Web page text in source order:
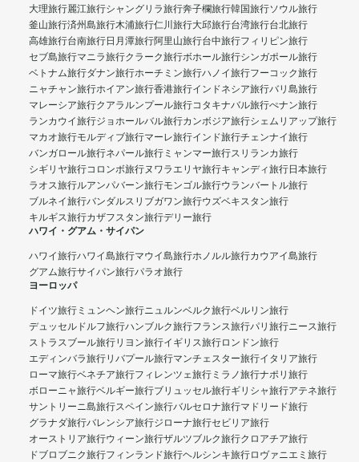
大理旅行麗江旅行シャングリラ旅行奔子欄旅行韓国旅行ソウル旅行
釜山旅行済州島旅行木浦旅行仁川旅行大邱旅行台湾旅行台北旅行
高雄旅行台南旅行日月潭旅行阿里山旅行台中旅行フィリピン旅行
セブ島旅行マニラ旅行クラーク旅行ボホール旅行シンガポール旅行
ベトナム旅行ダナン旅行ホーチミン旅行ハノイ旅行フーコック旅行
ニャチャン旅行ホイアン旅行香港旅行インドネシア旅行バリ島旅行
マレーシア旅行クアラルンプール旅行コタキナバル旅行ぺナン旅行
ランカウイ旅行ジョホールバル旅行カンボジア旅行シェムリアップ旅行
マカオ旅行モルディブ旅行マーレ旅行インド旅行チェンナイ旅行
バンガロール旅行ネパール旅行 ミャンマー旅行スリランカ旅行
シギリヤ旅行コロンボ旅行ヌワラエリヤ旅行キャンディ旅行日本旅行
ラオス旅行ルアンパバーン旅行モンゴル旅行ウランバートル旅行
ブルネイ旅行バンダルスリブガワン旅行ウズベキスタン旅行
キルギス旅行カザフスタン旅行デリー旅行
ハワイ・グアム・サイパン
ハワイ旅行ハワイ島旅行マウイ島旅行ホノルル旅行カウアイ島旅行
グアム旅行サイパン旅行パラオ旅行
ヨーロッパ
ドイツ旅行 ミュンヘン旅行ニュルンベルク旅行ベルリン旅行
デュッセルドルフ旅行ハンブルク旅行フランス旅行パリ旅行ニース旅行
ストラスブール旅行リヨン旅行イギリス旅行ロンドン旅行
エディンバラ旅行リバプール旅行マンチェスター旅行イタリア旅行
ローマ旅行ベネチア旅行フィレンツェ旅行 ミラノ旅行ナポリ旅行
ボローニャ旅行ベルギー旅行ブリュッセル旅行ギリシャ旅行アテネ旅行
サントリーニ島旅行スペイン旅行バルセロナ旅行マドリード旅行
グラナダ旅行バレンシア旅行ジローナ旅行セビリア旅行
オーストリア旅行ウィーン旅行ザルツブルク旅行クロアチア旅行
ドブロブニク旅行フィンランド旅行ヘルシンキ旅行ロヴァニエミ旅行